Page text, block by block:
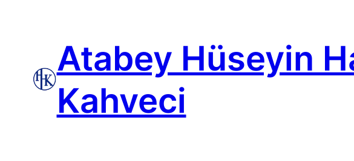
Atabey Hüseyin
Kahveci